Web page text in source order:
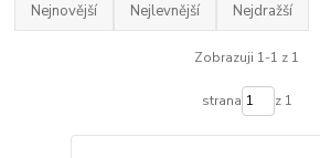
Nejnovější Nejlevnější Nejdražší
Zobrazuji 1-1 z 1
strana z 1